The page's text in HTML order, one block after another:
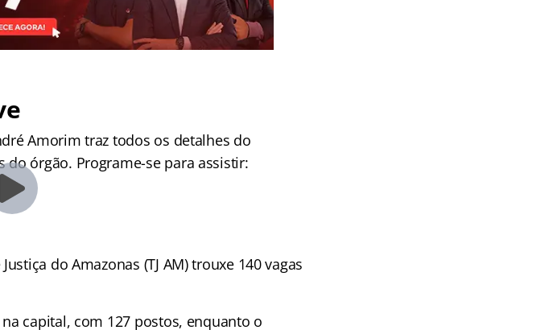
Amorim traz todos os detalhes do
órgão. Programe-se para assistir:
do Amazonas (TJ AM) trouxe 140 vagas
capital, com 127 postos, enquanto o